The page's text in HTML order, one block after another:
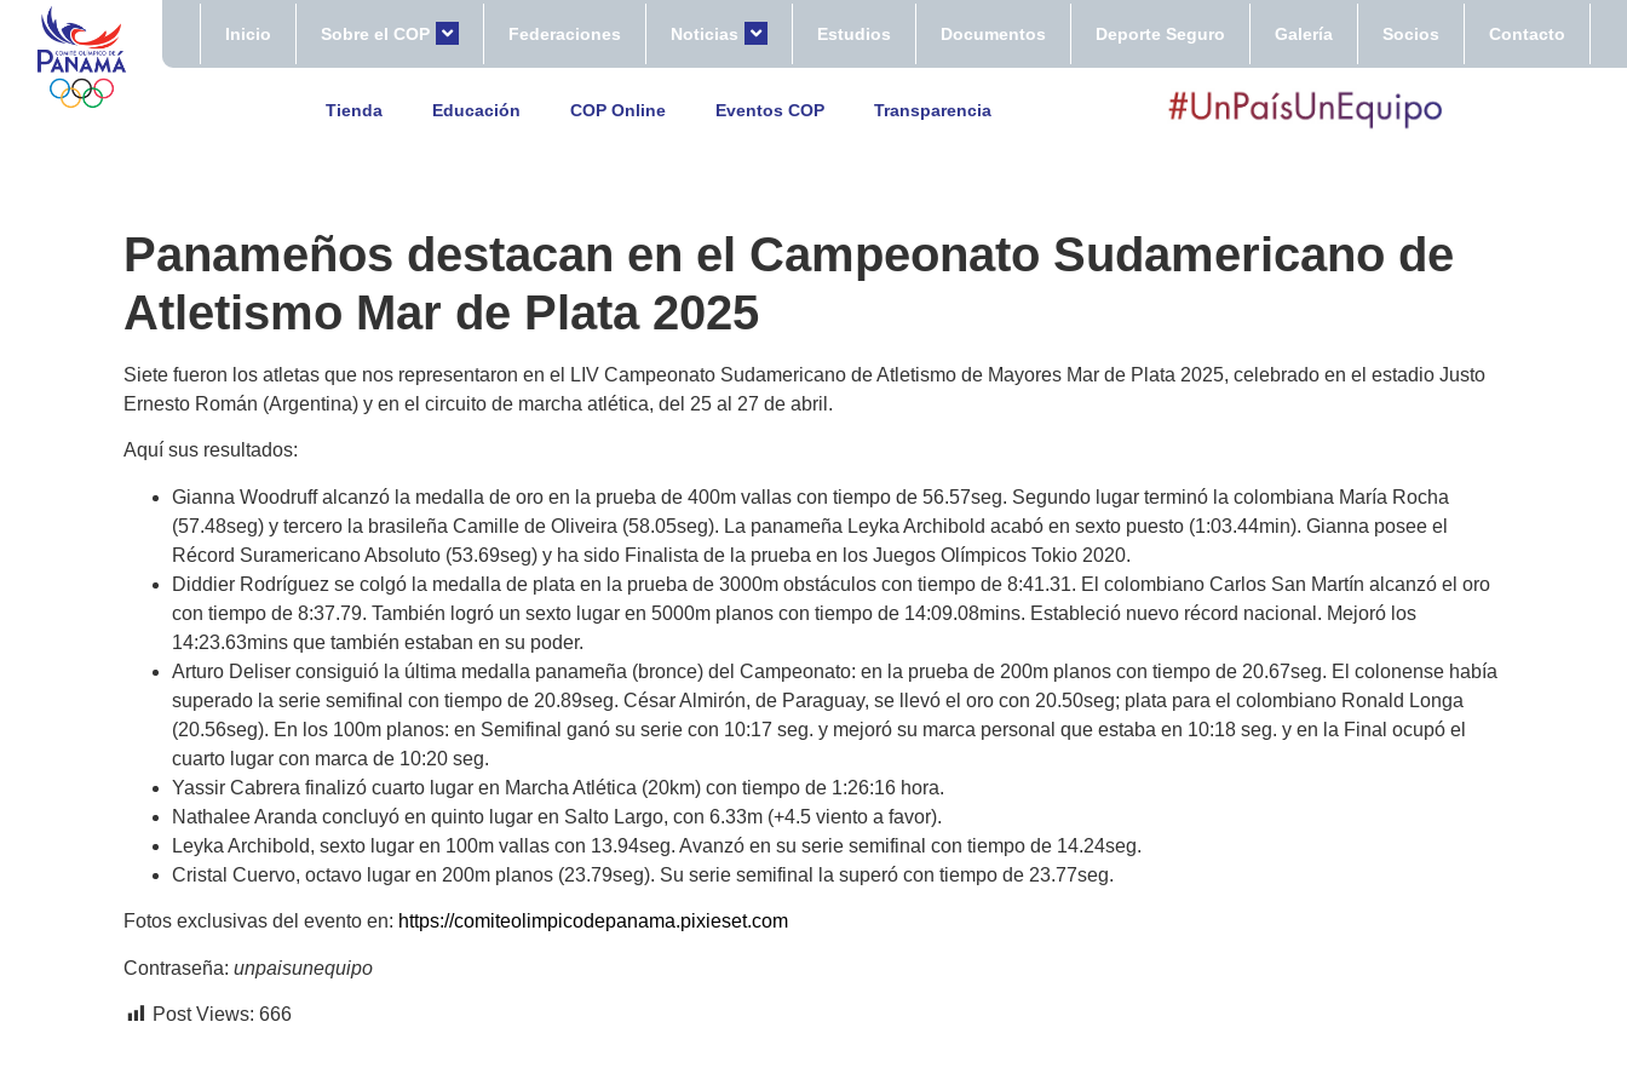
Inicio Sobre el COP Federaciones Noticias Estudios Documentos Deporte Seguro Galería Socios Contacto
Tienda Educación COP Online Eventos COP Transparencia
Panameños destacan en el Campeonato Sudamericano de
Atletismo Mar de Plata 2025
Siete fueron los atletas que nos representaron en el LIV Campeonato Sudamericano de Atletismo de Mayores Mar de Plata 2025, celebrado en el estadio Justo
Ernesto Román (Argentina) y en el circuito de marcha atlética, del 25 al 27 de abril.
Aquí sus resultados:
Gianna Woodruff alcanzó la medalla de oro en la prueba de 400m vallas con tiempo de 56.57seg. Segundo lugar terminó la colombiana María Rocha
(57.48seg) y tercero la brasileña Camille de Oliveira (58.05seg). La panameña Leyka Archibold acabó en sexto puesto (1:03.44min). Gianna posee el
Récord Suramericano Absoluto (53.69seg) y ha sido Finalista de la prueba en los Juegos Olímpicos Tokio 2020.
Diddier Rodríguez se colgó la medalla de plata en la prueba de 3000m obstáculos con tiempo de 8:41.31. El colombiano Carlos San Martín alcanzó el oro
con tiempo de 8:37.79. También logró un sexto lugar en 5000m planos con tiempo de 14:09.08mins. Estableció nuevo récord nacional. Mejoró los
14:23.63mins que también estaban en su poder.
Arturo Deliser consiguió la última medalla panameña (bronce) del Campeonato: en la prueba de 200m planos con tiempo de 20.67seg. El colonense había
superado la serie semifinal con tiempo de 20.89seg. César Almirón, de Paraguay, se llevó el oro con 20.50seg; plata para el colombiano Ronald Longa
(20.56seg). En los 100m planos: en Semifinal ganó su serie con 10:17 seg. y mejoró su marca personal que estaba en 10:18 seg. y en la Final ocupó el
cuarto lugar con marca de 10:20 seg.
Yassir Cabrera finalizó cuarto lugar en Marcha Atlética (20km) con tiempo de 1:26:16 hora.
Nathalee Aranda concluyó en quinto lugar en Salto Largo, con 6.33m (+4.5 viento a favor).
Leyka Archibold, sexto lugar en 100m vallas con 13.94seg. Avanzó en su serie semifinal con tiempo de 14.24seg.
Cristal Cuervo, octavo lugar en 200m planos (23.79seg). Su serie semifinal la superó con tiempo de 23.77seg.
Fotos exclusivas del evento en: https://comiteolimpicodepanama.pixieset.com
Contraseña: unpaisunequipo
Post Views: 666